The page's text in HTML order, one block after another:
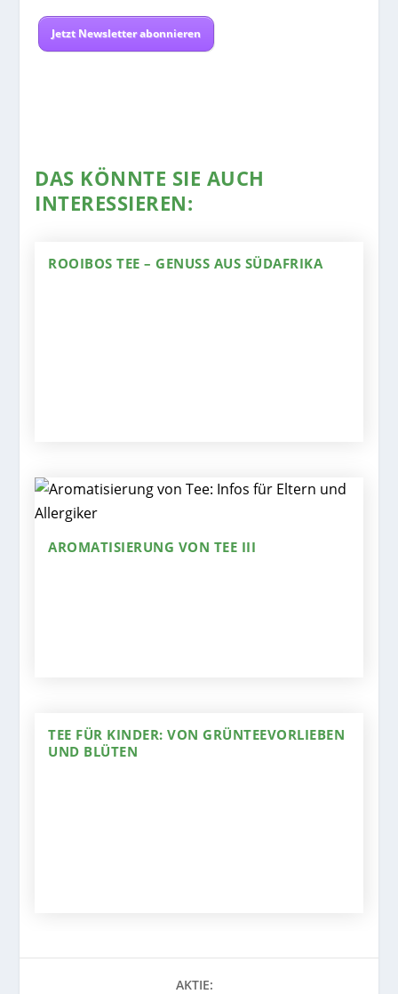
Jetzt Newsletter abonnieren
DAS KÖNNTE SIE AUCH
INTERESSIEREN:
ROOIBOS TEE – GENUSS AUS SÜDAFRIKA
AROMATISIERUNG VON TEE III
TEE FÜR KINDER: VON GRÜNTEEVORLIEBEN
UND BLÜTEN
AKTIE: